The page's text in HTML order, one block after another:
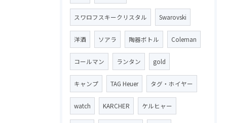
スワロフスキークリスタル Swarovski
洋酒 ソアラ 陶器ボトル Coleman
コールマン ランタン gold
キャンプ TAG Heuer タグ・ホイヤー
watch KARCHER ケルヒャー